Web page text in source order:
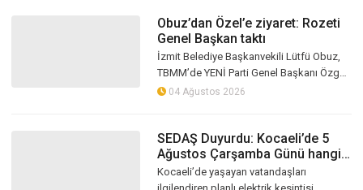
Obuz’dan Özel’e ziyaret: Rozeti
Genel Başkan taktı
İzmit Belediye Başkanvekili Lütfü Obuz,
TBMM’de YENİ Parti Genel Başkanı Özgür
Özel’i ziyaret etti. Görüşmede Özel, YENİ
04 Ağustos 2026
SEDAŞ Duyurdu: Kocaeli’de 5
Ağustos Çarşamba Günü hangi
ilçelerde elektrik kesintisi
yaşanacak?
Kocaeli’de yaşayan vatandaşları